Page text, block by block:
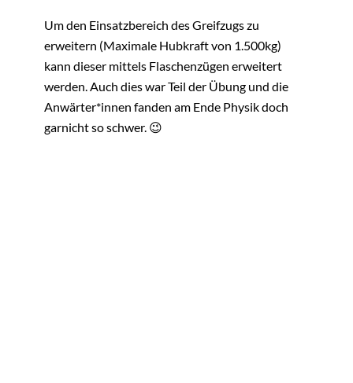
Um den Einsatzbereich des Greifzugs zu
erweitern (Maximale Hubkraft von 1.500kg)
kann dieser mittels Flaschenzügen erweitert
werden. Auch dies war Teil der Übung und die
Anwärter*innen fanden am Ende Physik doch
garnicht so schwer. 😉